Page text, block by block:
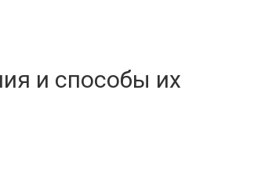
и способы их